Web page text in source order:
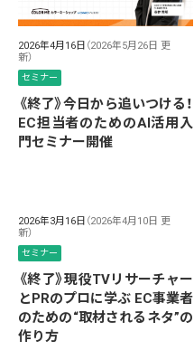
2026年4月16日 （2026年5月26日 更
新）
セミナー
《終了》今日から追いつける！
EC担当者のためのAI活用入
門セミナー開催
2026年3月16日 （2026年4月10日 更
新）
セミナー
《終了》現役TVリサーチャー
とPRのプロに学ぶ EC事業者
のための“取材されるネタ”の
作り方